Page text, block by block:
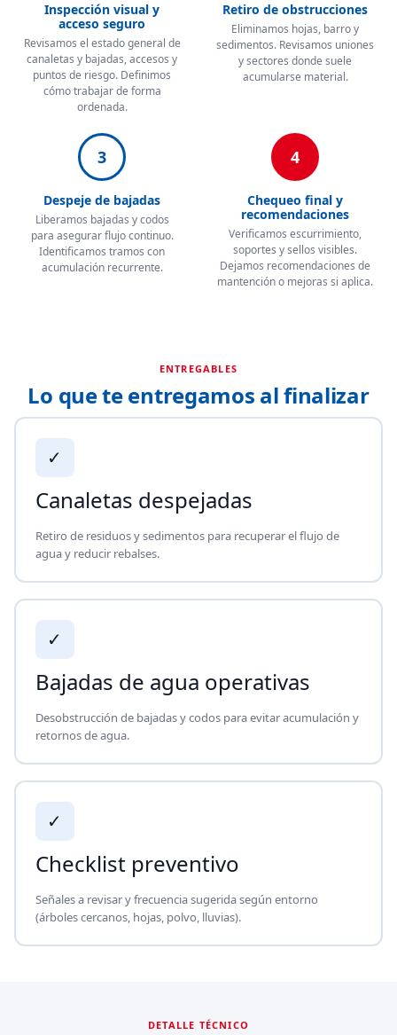
Inspección visual y
acceso seguro
Revisamos el estado general de
canaletas y bajadas, accesos y
puntos de riesgo. Definimos
cómo trabajar de forma
ordenada.
Retiro de obstrucciones
Eliminamos hojas, barro y
sedimentos. Revisamos uniones
y sectores donde suele
acumularse material.
3
Despeje de bajadas
Liberamos bajadas y codos
para asegurar flujo continuo.
Identificamos tramos con
acumulación recurrente.
4
Chequeo final y
recomendaciones
Verificamos escurrimiento,
soportes y sellos visibles.
Dejamos recomendaciones de
mantención o mejoras si aplica.
ENTREGABLES
Lo que te entregamos al finalizar
✓
Canaletas despejadas
Retiro de residuos y sedimentos para recuperar el flujo de
agua y reducir rebalses.
✓
Bajadas de agua operativas
Desobstrucción de bajadas y codos para evitar acumulación y
retornos de agua.
✓
Checklist preventivo
Señales a revisar y frecuencia sugerida según entorno
(árboles cercanos, hojas, polvo, lluvias).
DETALLE TÉCNICO